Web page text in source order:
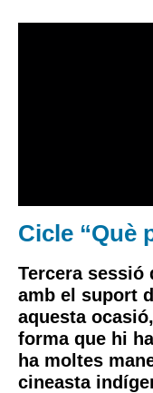
Cicle “Què
Tercera sessió
amb el suport
aquesta
forma que hi
ha moltes
cineasta